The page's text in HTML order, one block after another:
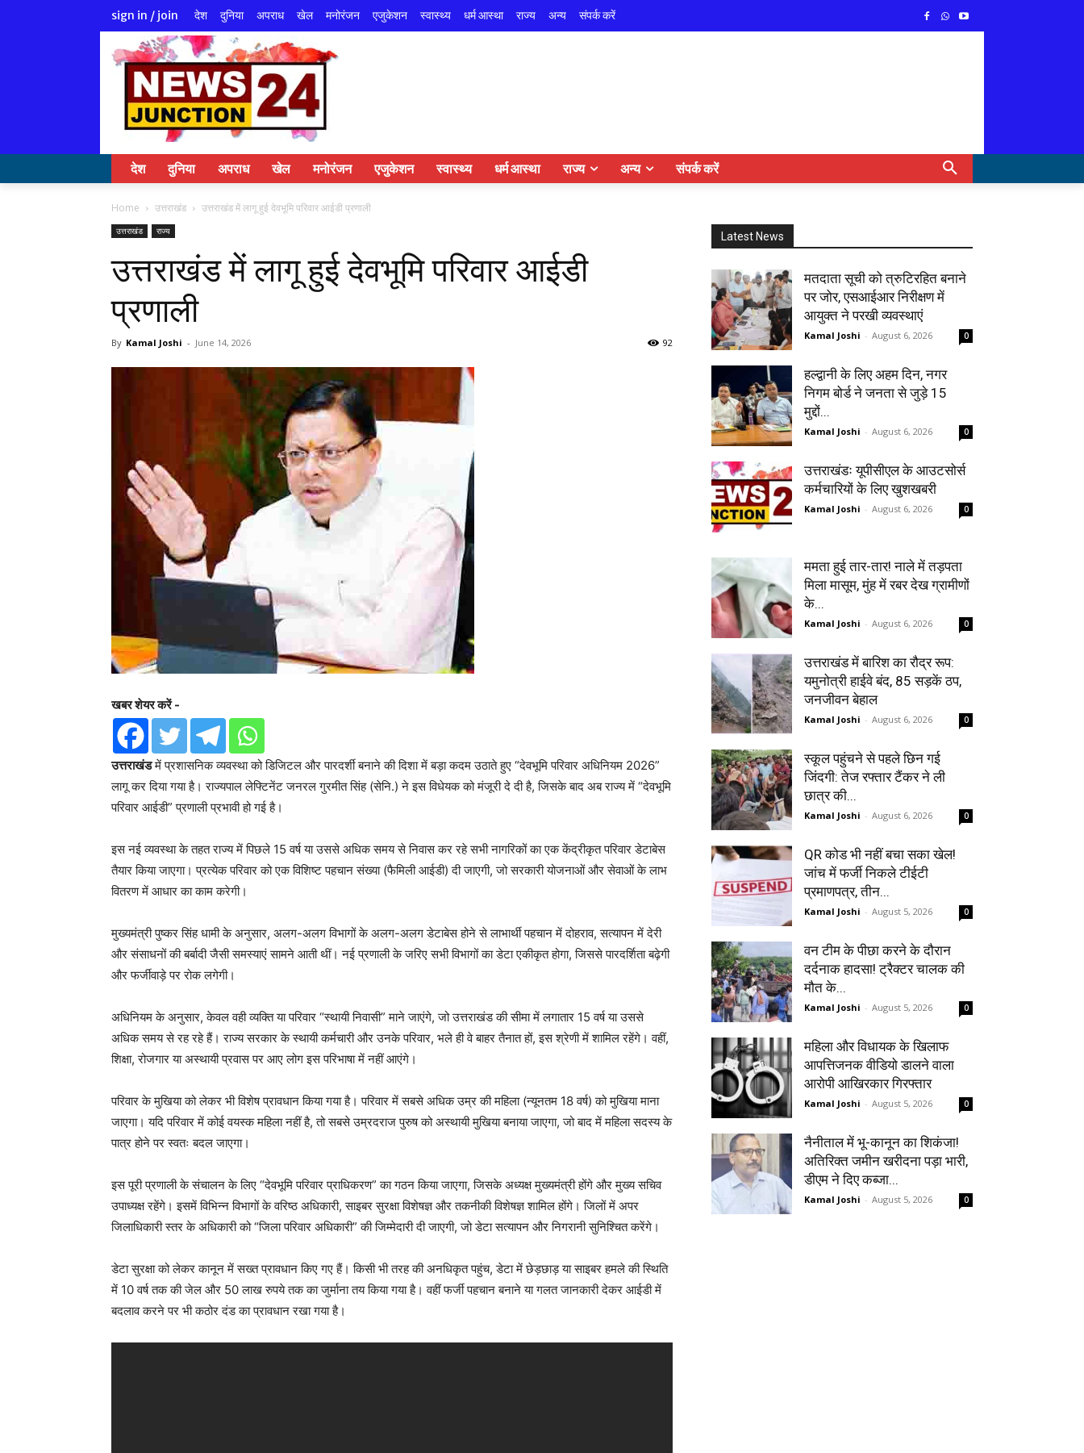
sign in / join देश दुनिया अपराध खेल मनोरंजन एजुकेशन स्वास्थ्य धर्म आस्था राज्य अन्य संपर्क करें
देश दुनिया अपराध खेल मनोरंजन एजुकेशन स्वास्थ्य धर्म आस्था राज्य अन्य संपर्क करें
Home उत्तराखंड उत्तराखंड में लागू हुई देवभूमि परिवार आईडी प्रणाली
उत्तराखंड राज्य
उत्तराखंड में लागू हुई देवभूमि परिवार आईडी
प्रणाली
By Kamal Joshi - June 14, 2026 92
खबर शेयर करें -
उत्तराखंडमें प्रशासनिक व्यवस्था को डिजिटल और पारदर्शी बनाने की दिशा में बड़ा कदम उठाते हुए “देवभूमि परिवार अधिनियम 2026”
लागू कर दिया गया है। राज्यपाल लेफ्टिनेंट जनरल गुरमीत सिंह (सेनि.) ने इस विधेयक को मंजूरी दे दी है, जिसके बाद अब राज्य में “देवभूमि
परिवार आईडी” प्रणाली प्रभावी हो गई है।
इस नई व्यवस्था के तहत राज्य में पिछले 15 वर्ष या उससे अधिक समय से निवास कर रहे सभी नागरिकों का एक केंद्रीकृत परिवार डेटाबेस
तैयार किया जाएगा। प्रत्येक परिवार को एक विशिष्ट पहचान संख्या (फैमिली आईडी) दी जाएगी, जो सरकारी योजनाओं और सेवाओं के लाभ
वितरण में आधार का काम करेगी।
मुख्यमंत्री पुष्कर सिंह धामी के अनुसार, अलग-अलग विभागों के अलग-अलग डेटाबेस होने से लाभार्थी पहचान में दोहराव, सत्यापन में देरी
और संसाधनों की बर्बादी जैसी समस्याएं सामने आती थीं। नई प्रणाली के जरिए सभी विभागों का डेटा एकीकृत होगा, जिससे पारदर्शिता बढ़ेगी
और फर्जीवाड़े पर रोक लगेगी।
अधिनियम के अनुसार, केवल वही व्यक्ति या परिवार “स्थायी निवासी” माने जाएंगे, जो उत्तराखंड की सीमा में लगातार 15 वर्ष या उससे
अधिक समय से रह रहे हैं। राज्य सरकार के स्थायी कर्मचारी और उनके परिवार, भले ही वे बाहर तैनात हों, इस श्रेणी में शामिल रहेंगे। वहीं,
शिक्षा, रोजगार या अस्थायी प्रवास पर आए लोग इस परिभाषा में नहीं आएंगे।
परिवार के मुखिया को लेकर भी विशेष प्रावधान किया गया है। परिवार में सबसे अधिक उम्र की महिला (न्यूनतम 18 वर्ष) को मुखिया माना
जाएगा। यदि परिवार में कोई वयस्क महिला नहीं है, तो सबसे उम्रदराज पुरुष को अस्थायी मुखिया बनाया जाएगा, जो बाद में महिला सदस्य के
पात्र होने पर स्वतः बदल जाएगा।
इस पूरी प्रणाली के संचालन के लिए “देवभूमि परिवार प्राधिकरण” का गठन किया जाएगा, जिसके अध्यक्ष मुख्यमंत्री होंगे और मुख्य सचिव
उपाध्यक्ष रहेंगे। इसमें विभिन्न विभागों के वरिष्ठ अधिकारी, साइबर सुरक्षा विशेषज्ञ और तकनीकी विशेषज्ञ शामिल होंगे। जिलों में अपर
जिलाधिकारी स्तर के अधिकारी को “जिला परिवार अधिकारी” की जिम्मेदारी दी जाएगी, जो डेटा सत्यापन और निगरानी सुनिश्चित करेंगे।
डेटा सुरक्षा को लेकर कानून में सख्त प्रावधान किए गए हैं। किसी भी तरह की अनधिकृत पहुंच, डेटा में छेड़छाड़ या साइबर हमले की स्थिति
में 10 वर्ष तक की जेल और 50 लाख रुपये तक का जुर्माना तय किया गया है। वहीं फर्जी पहचान बनाने या गलत जानकारी देकर आईडी में
बदलाव करने पर भी कठोर दंड का प्रावधान रखा गया है।
Latest News
मतदाता सूची को त्रुटिरहित बनाने
पर जोर, एसआईआर निरीक्षण में
आयुक्त ने परखी व्यवस्थाएं
Kamal Joshi - August 6, 2026 0
हल्द्वानी के लिए अहम दिन, नगर
निगम बोर्ड ने जनता से जुड़े 15
मुद्दों...
Kamal Joshi - August 6, 2026 0
उत्तराखंडः यूपीसीएल के आउटसोर्स
कर्मचारियों के लिए खुशखबरी
Kamal Joshi - August 6, 2026 0
ममता हुई तार-तार! नाले में तड़पता
मिला मासूम, मुंह में रबर देख ग्रामीणों
के...
Kamal Joshi - August 6, 2026 0
उत्तराखंड में बारिश का रौद्र रूप:
यमुनोत्री हाईवे बंद, 85 सड़कें ठप,
जनजीवन बेहाल
Kamal Joshi - August 6, 2026 0
स्कूल पहुंचने से पहले छिन गई
जिंदगी: तेज रफ्तार टैंकर ने ली
छात्र की...
Kamal Joshi - August 6, 2026 0
QR कोड भी नहीं बचा सका खेल!
जांच में फर्जी निकले टीईटी
प्रमाणपत्र, तीन...
Kamal Joshi - August 5, 2026 0
वन टीम के पीछा करने के दौरान
दर्दनाक हादसा! ट्रैक्टर चालक की
मौत के...
Kamal Joshi - August 5, 2026 0
महिला और विधायक के खिलाफ
आपत्तिजनक वीडियो डालने वाला
आरोपी आखिरकार गिरफ्तार
Kamal Joshi - August 5, 2026 0
नैनीताल में भू-कानून का शिकंजा!
अतिरिक्त जमीन खरीदना पड़ा भारी,
डीएम ने दिए कब्जा...
Kamal Joshi - August 5, 2026 0